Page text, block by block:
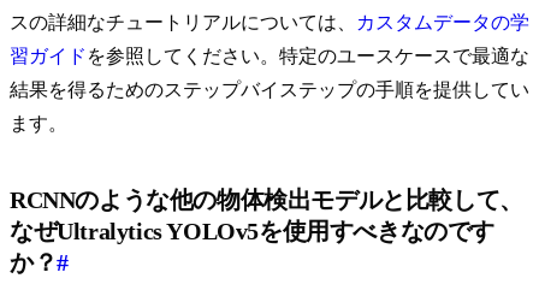
スの詳細なチュートリアルについては、
カスタムデータの学
習ガイド を参照してください。特定のユースケースで最適な
結果を得るためのステップバイステップの手順を提供してい
ます。
RCNNのような他の物体検出モデルと比較して、
なぜUltralytics YOLOv5を使用すべきなのです
か？#